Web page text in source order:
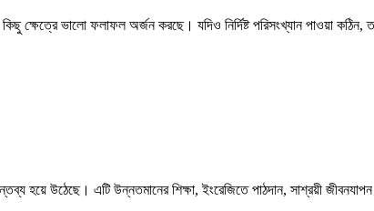
কিছু ক্ষেত্রে ভালো ফলাফল অর্জন করছে। যদিও নির্দিষ্ট পরিসংখ্যান পাওয়া
হয়ে উঠেছে। এটি উন্নতমানের শিক্ষা, ইংরেজিতে পাঠদান, সাশ্রয়ী